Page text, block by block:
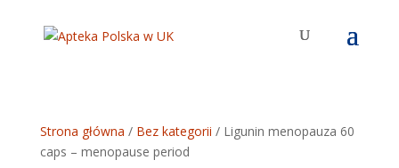
Strona główna / Bez kategorii / Ligunin menopauza 60
caps – menopause period